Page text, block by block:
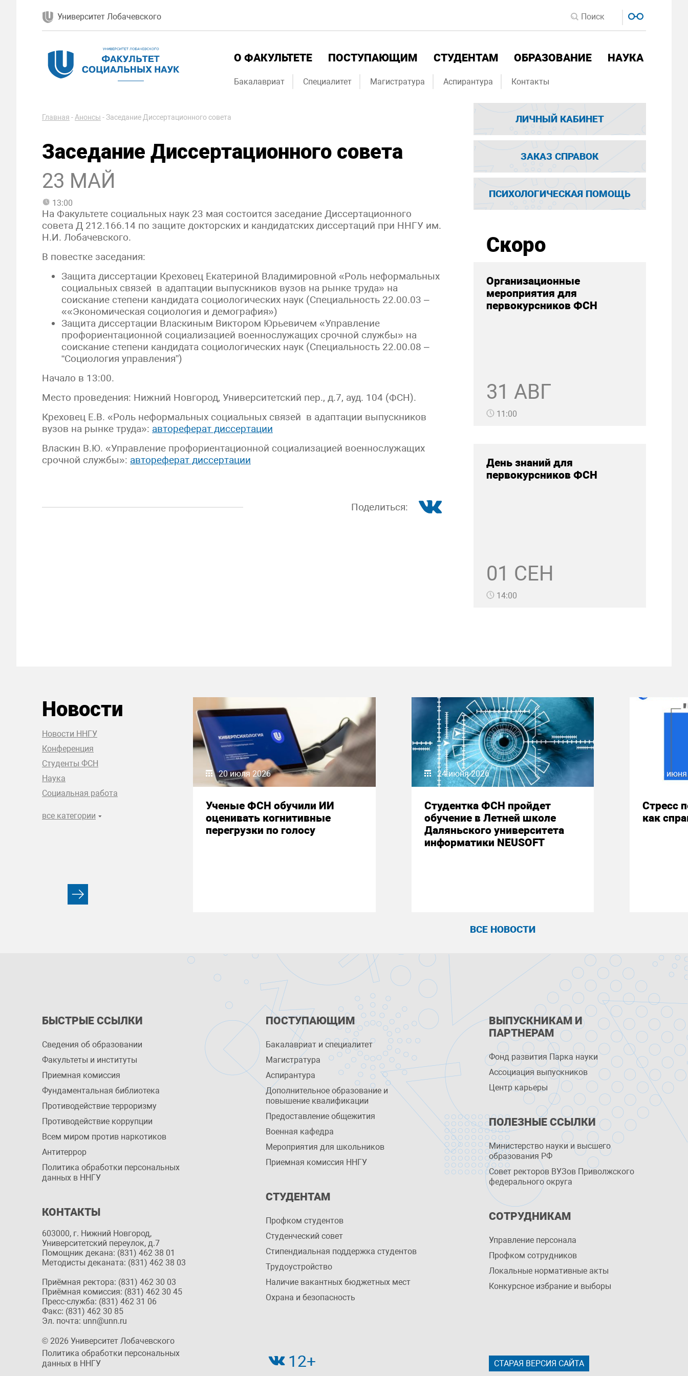
Университет Лобачевского
О ФАКУЛЬТЕТЕ ПОСТУПАЮЩИМ СТУДЕНТАМ ОБРАЗОВАНИЕ НАУКА
Бакалавриат Специалитет Магистратура Аспирантура Контакты
Главная -Анонсы -Заседание Диссертационного совета
Заседание Диссертационного совета
23 МАЙ
13:00
На Факультете социальных наук 23 мая состоится заседание Диссертационного
совета Д 212.166.14 по защите докторских и кандидатских диссертаций при ННГУ им.
Н.И. Лобачевского.
В повестке заседания:
Защита диссертации Креховец Екатериной Владимировной «Роль неформальных
социальных связей в адаптации выпускников вузов на рынке труда» на
соискание степени кандидата социологических наук (Специальность 22.00.03 –
««Экономическая социология и демография»)
Защита диссертации Власкиным Виктором Юрьевичем «Управление
профориентационной социализацией военнослужащих срочной службы» на
соискание степени кандидата социологических наук (Специальность 22.00.08 –
“Социология управления”)
Начало в 13:00.
Место проведения: Нижний Новгород, Университетский пер., д.7, ауд. 104 (ФСН).
Креховец Е.В. «Роль неформальных социальных связей в адаптации выпускников
вузов на рынке труда»: автореферат диссертации
Власкин В.Ю. «Управление профориентационной социализацией военнослужащих
срочной службы»: автореферат диссертации
Поделиться:
ЛИЧНЫЙ КАБИНЕТ
ЗАКАЗ СПРАВОК
ПСИХОЛОГИЧЕСКАЯ ПОМОЩЬ
Скоро
Организационные
мероприятия для
первокурсников ФСН
31 АВГ
11:00
День знаний для
первокурсников ФСН
01 СЕН
14:00
Новости
Новости ННГУ
Конференция
Студенты ФСН
Наука
Социальная работа
все категории
20 июля 2026
Ученые ФСН обучили ИИ
оценивать когнитивные
перегрузки по голосу
24 июня 2026
Студентка ФСН пройдет
обучение в Летней школе
Даляньского университета
информатики NEUSOFT
08
Стресс
как
ВСЕ НОВОСТИ
БЫСТРЫЕ ССЫЛКИ
Сведения об образовании
Факультеты и институты
Приемная комиссия
Фундаментальная библиотека
Противодействие терроризму
Противодействие коррупции
Всем миром против наркотиков
Антитеррор
Политика обработки персональных
данных в ННГУ
КОНТАКТЫ
603000, г. Нижний Новгород,
Университетский переулок, д.7
Помощник декана: (831) 462 38 01
Методисты деканата: (831) 462 38 03
Приёмная ректора: (831) 462 30 03
Приёмная комиссия: (831) 462 30 45
Пресс-служба: (831) 462 31 06
Факс: (831) 462 30 85
Эл. почта: unn@unn.ru
ПОСТУПАЮЩИМ
Бакалавриат и специалитет
Магистратура
Аспирантура
Дополнительное образование и
повышение квалификации
Предоставление общежития
Военная кафедра
Мероприятия для школьников
Приемная комиссия ННГУ
СТУДЕНТАМ
Профком студентов
Студенческий совет
Стипендиальная поддержка студентов
Трудоустройство
Наличие вакантных бюджетных мест
Охрана и безопасность
ВЫПУСКНИКАМ И
ПАРТНЕРАМ
Фонд развития Парка науки
Ассоциация выпускников
Центр карьеры
ПОЛЕЗНЫЕ ССЫЛКИ
Министерство науки и высшего
образования РФ
Совет ректоров ВУЗов Приволжского
федерального округа
СОТРУДНИКАМ
Управление персоналa
Профком сотрудников
Локальные нормативные акты
Конкурсное избрание и выборы
© 2026 Университет Лобачевского
Политика обработки персональных
данных в ННГУ
12+ СТАРАЯ ВЕРСИЯ САЙТА